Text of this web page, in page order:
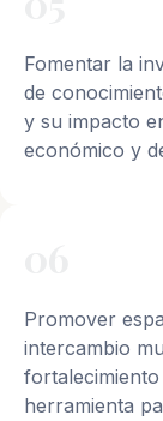
Fomentar la
de
y su impacto
económico y
Promover
intercambio
herramienta